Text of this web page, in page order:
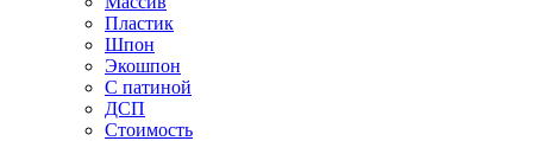
Пластик
Шпон
Экошпон
С патиной
ДСП
Стоимость